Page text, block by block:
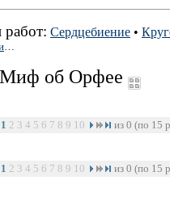
Сердцебиение •
…
об Орфее
1 2 3 4 5 6 7 8 9 10 из 0 (по 15
1 2 3 4 5 6 7 8 9 10 из 0 (по 15